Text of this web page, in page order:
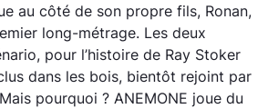
au côté de son propre fils, Ronan,
long-métrage. Les deux
pour l’histoire de Ray Stoker
dans les bois, bientôt rejoint par
pourquoi ? ANEMONE joue du